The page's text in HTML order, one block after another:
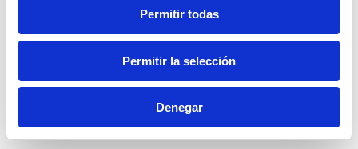
Permitir todas
Permitir la selección
Denegar
Cumplimiento de la Normativa de la
DIAN
Funcionalidades que tiene el Conector